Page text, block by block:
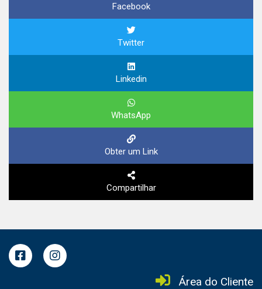
Facebook
Twitter
Linkedin
WhatsApp
Obter um Link
Compartilhar
Área do Cliente